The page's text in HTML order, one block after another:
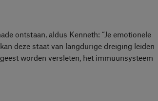
ontstaan, aldus Kenneth: “Je emotionele
deze staat van langdurige dreiging leiden
worden versleten, het immuunsysteem